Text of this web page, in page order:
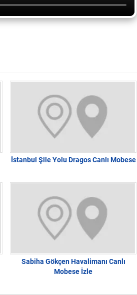
İstanbul Şile Yolu Dragos Canlı Mobese
Sabiha Gökçen Havalimanı Canlı
Mobese İzle